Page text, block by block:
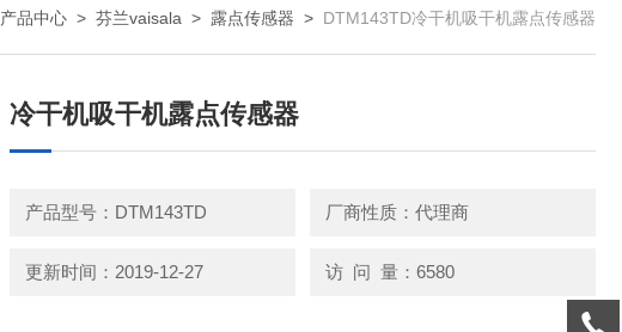
产品中心 > 芬兰vaisala > 露点传感器 > DTM143TD冷干机吸干机露点传感器
冷干机吸干机露点传感器
产品型号：DTM143TD 厂商性质：代理商
更新时间：2019-12-27 访 问 量：6580